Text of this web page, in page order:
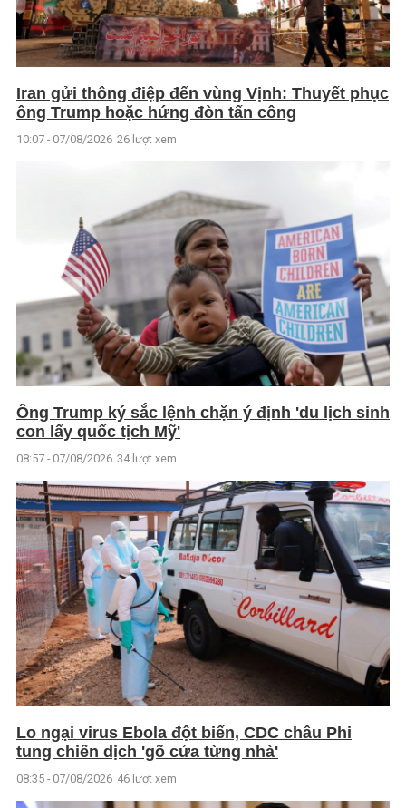
Iran gửi thông điệp đến vùng Vịnh: Thuyết phục
ông Trump hoặc hứng đòn tấn công
10:07 - 07/08/2026 26 lượt xem
Ông Trump ký sắc lệnh chặn ý định 'du lịch sinh
con lấy quốc tịch Mỹ'
08:57 - 07/08/2026 34 lượt xem
Lo ngại virus Ebola đột biến, CDC châu Phi
tung chiến dịch 'gõ cửa từng nhà'
08:35 - 07/08/2026 46 lượt xem